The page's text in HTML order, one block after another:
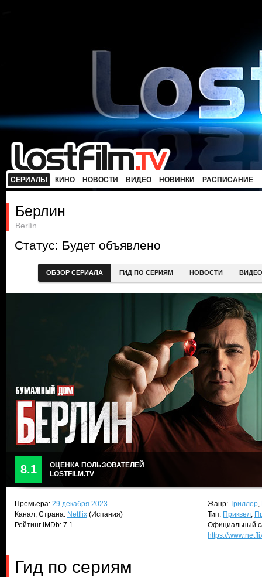
СЕРИАЛЫ КИНО НОВОСТИ ВИДЕО НОВИНКИ РАСПИСАНИЕ
Берлин
Berlín
Статус: Будет объявлено
ОБЗОР СЕРИАЛА ГИД ПО СЕРИЯМ НОВОСТИ ВИДЕО
8.1
ОЦЕНКА ПОЛЬЗОВАТЕЛЕЙ
LOSTFILM.TV
Премьера: 29 декабря 2023
Канал, Страна: Netflix (Испания)
Рейтинг IMDb: 7.1
Жанр: Триллер,
Тип: Приквел,
Официальный
https://
Гид по сериям